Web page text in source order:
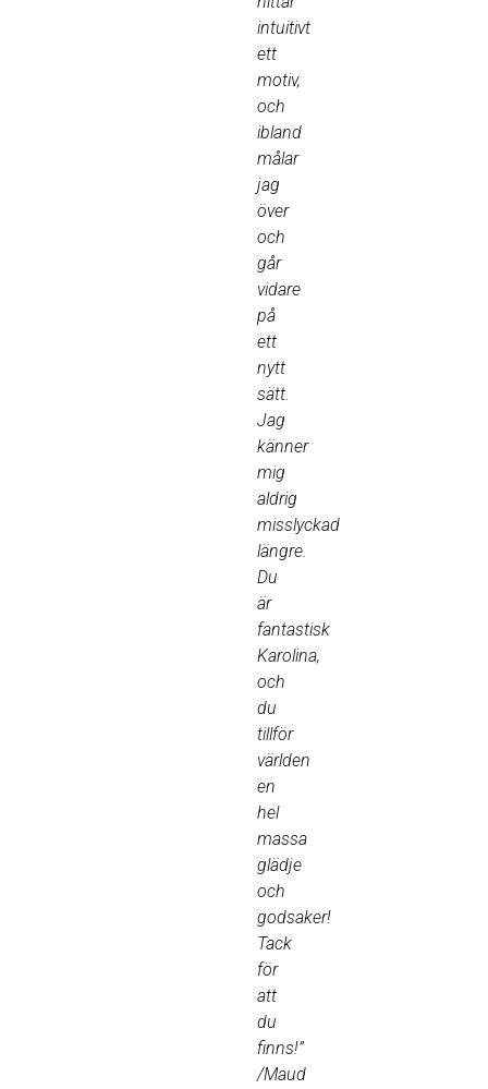
intuitivt
ett
motiv,
och
ibland
målar
jag
över
och
går
vidare
på
ett
nytt
sätt.
Jag
känner
mig
aldrig
misslyckad
längre.
Du
är
fantastisk
Karolina,
och
du
tillför
världen
en
hel
massa
glädje
och
godsaker!
Tack
för
att
du
finns!”
/Maud